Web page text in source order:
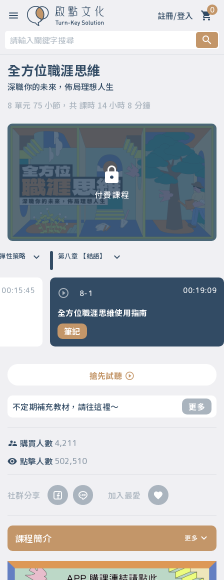
註冊/登入 0
全方位職涯思維
深職你的未來，佈局理想人生
8 單元 75 小節，共 課時 14 小時 8 分鐘
付費課程
第一章 【開篇】
第二章 【被領導階段】支持策略
第三章 【被領導階段】委身策略
第四章 【領導階段】開明策略
第五章 【領導階段】強勢策略
第七章 【應變階段】彈性策略
第八章 【結語】
彈性策略
00:15:45
第八章 【結語】
8-1
全方位職涯思維使用指南
筆記
00:19:09
搶先試聽
不定期補充教材，請往這裡～ 更多
購買人數 4,211
點擊人數 502,510
社群分享 加入最愛
課程簡介